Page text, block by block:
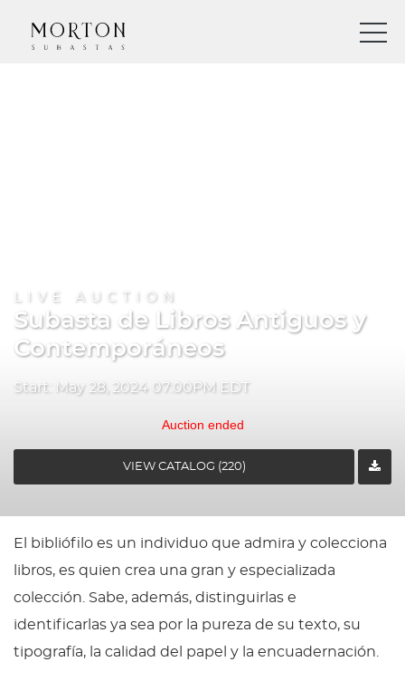
LIVE AUCTION
Subasta de Libros Antiguos y
Contemporáneos
Start: May 28, 2024 07:00PM EDT
Auction ended
VIEW CATALOG (220)
El bibliófilo es un individuo que admira y colecciona
libros, es quien crea una gran y especializada
colección. Sabe, además, distinguirlas e
identificarlas ya sea por la pureza de su texto, su
tipografía, la calidad del papel y la encuadernación.